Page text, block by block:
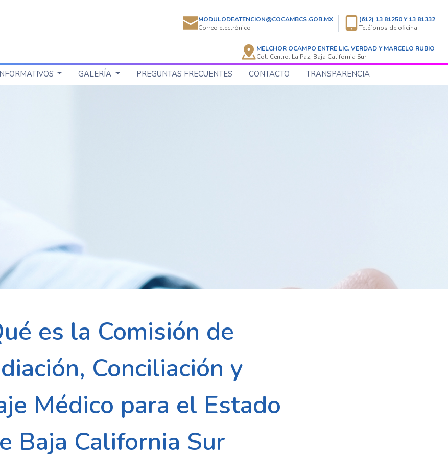
(612) 13 81250 Y 13 81332
Teléfonos de oficina
MODULODEATENCION@COCAMBCS.GOB.MX
Correo electrónico
MELCHOR OCAMPO ENTRE LIC. VERDAD Y MARCELO RUBIO
Col. Centro. La Paz, Baja California Sur
GALERÍA PREGUNTAS FRECUENTES CONTACTO TRANSPARENCIA
es la Comisión de
Conciliación y
Médico para el Estado
Baja California Sur